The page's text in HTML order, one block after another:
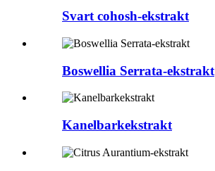
Svart cohosh-ekstrakt
Boswellia Serrata-ekstrakt
Kanelbarkekstrakt